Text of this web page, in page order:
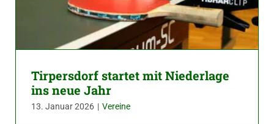
Tirpersdorf startet mit Niederlage
ins neue Jahr
13. Januar 2026 | Vereine